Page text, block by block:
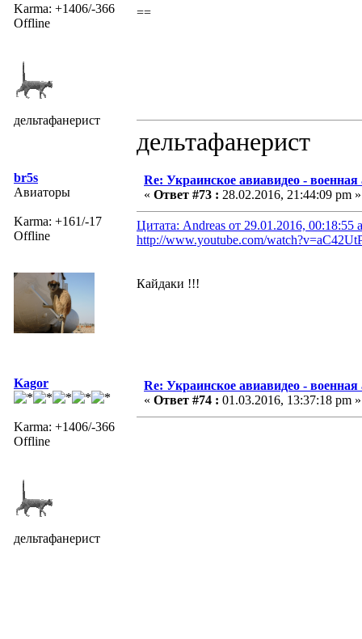
Karma: +1406/-366
Offline
дельтафанерист
==
дельтафанерист
br5s
Авиаторы
Karma: +161/-17
Offline
Re: Украинское авиавидео -
« Ответ #73 : 28.02.2016, 21:44:09 pm »
Цитата: Andreas от 29.01.2016, 00:18:55
http://www.youtube.com/
Кайдаки !!!
Kagor
Karma: +1406/-366
Offline
дельтафанерист
Re: Украинское авиавидео -
« Ответ #74 : 01.03.2016, 13:37:18 pm »